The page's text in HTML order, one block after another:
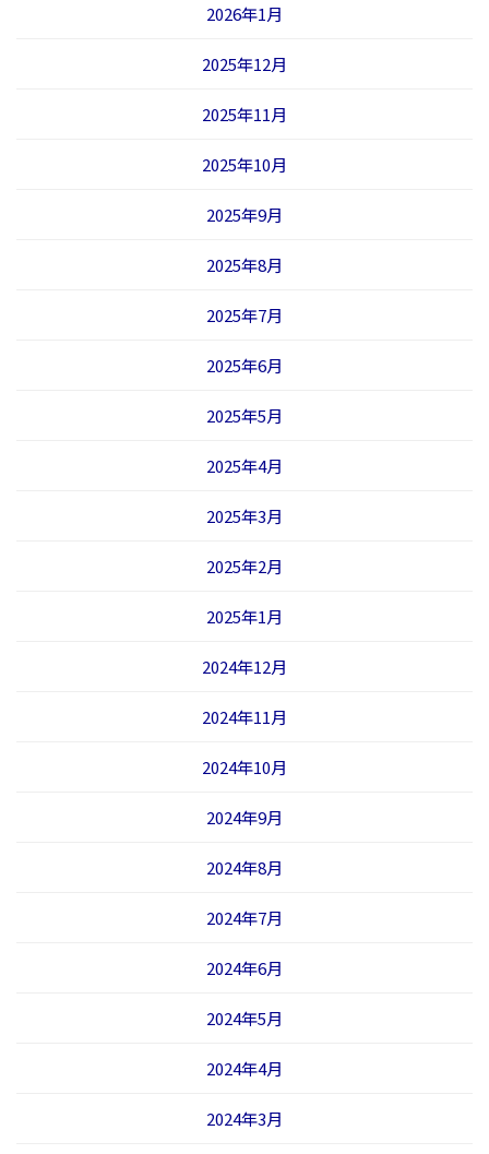
2026年1月
2025年12月
2025年11月
2025年10月
2025年9月
2025年8月
2025年7月
2025年6月
2025年5月
2025年4月
2025年3月
2025年2月
2025年1月
2024年12月
2024年11月
2024年10月
2024年9月
2024年8月
2024年7月
2024年6月
2024年5月
2024年4月
2024年3月